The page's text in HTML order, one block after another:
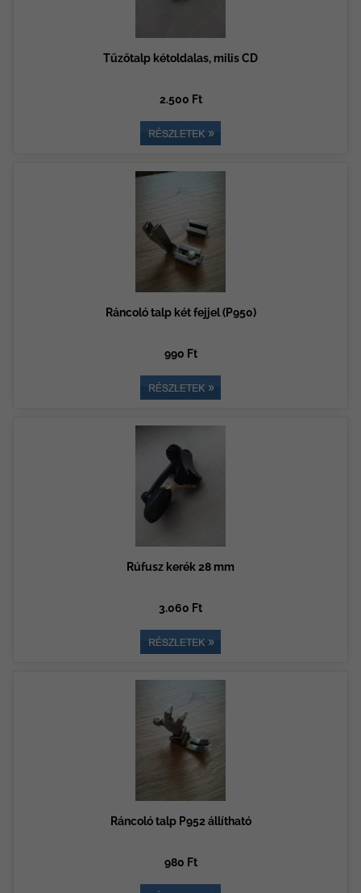
Tűzőtalp kétoldalas, milis CD
2.500 Ft
Ráncoló talp két fejjel (P950)
990 Ft
Rúfusz kerék 28 mm
3.060 Ft
Ráncoló talp P952 állítható
980 Ft